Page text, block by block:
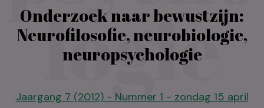
Onderzoek naar bewustzijn:
Neurofilosofie, neurobiologie,
neuropsychologie
Jaargang 7 (2012) - Nummer 1 - zondag 15 april